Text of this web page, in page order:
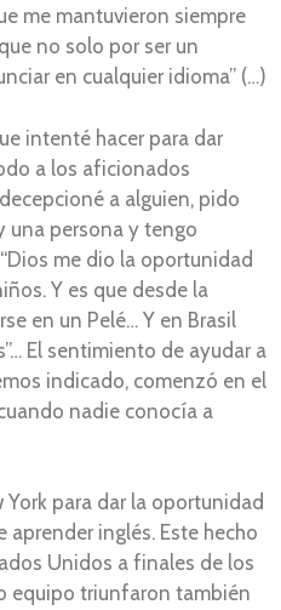
me mantuvieron siempre
no solo por ser un
en cualquier idioma” (…)
intenté hacer para dar
a los aficionados
a alguien, pido
una persona y tengo
me dio la oportunidad
Y es que desde la
en un Pelé… Y en Brasil
El sentimiento de ayudar a
indicado, comenzó en el
nadie conocía a
York para dar la oportunidad
inglés. Este hecho
Unidos a finales de los
equipo triunfaron también